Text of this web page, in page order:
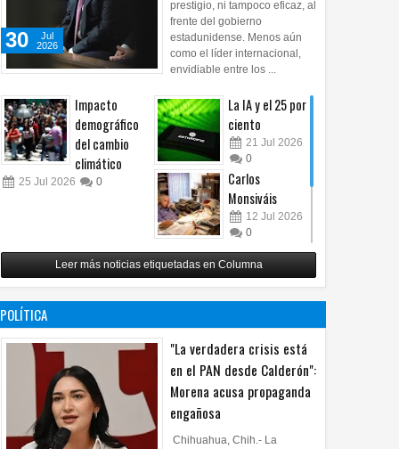
30
Jul
2026
prestigio, ni tampoco eficaz, al
frente del gobierno
estadunidense. Menos aún
como el líder internacional,
envidiable entre los ...
Impacto
demográfico
del cambio
climático
25 Jul 2026 0
La IA y el 25 por
ciento
21 Jul 2026
0
Carlos
Monsiváis
12 Jul 2026
0
Revuelo en la
inteligencia
artificial
0
Leer más noticias etiquetadas en Columna
POLÍTICA
"La verdadera crisis está
en el PAN desde Calderón":
Morena acusa propaganda
engañosa
Chihuahua, Chih.- La